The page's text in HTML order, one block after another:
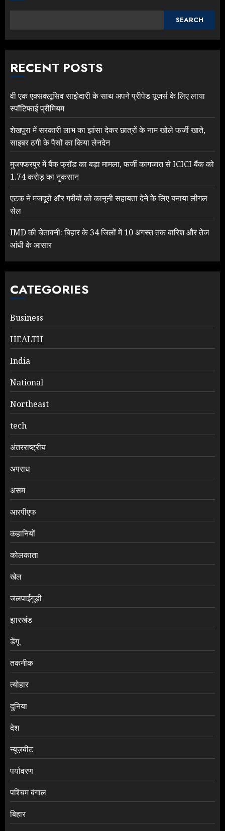
SEARCH
RECENT POSTS
वी एक एक्सक्लूसिव साझेदारी के साथ अपने प्रीपेड यूजर्स के लिए लाया
स्पॉटिफाई प्रीमियम
शेखपुरा में सरकारी लाभ का झांसा देकर छात्रों के नाम खोले फर्जी खाते,
साइबर ठगी के पैसों का किया लेनदेन
मुजफ्फरपुर में बैंक फ्रॉड का बड़ा मामला, फर्जी कागजात से ICICI बैंक को
1.74 करोड़ का नुकसान
एटक ने मजदूरों और गरीबों को कानूनी सहायता देने के लिए बनाया लीगल
सेल
IMD की चेतावनी: बिहार के 34 जिलों में 10 अगस्त तक बारिश और तेज
आंधी के आसार
CATEGORIES
Business
HEALTH
India
National
Northeast
tech
अंतरराष्ट्रीय
अपराध
असम
आरपीएफ
कहानियों
कोलकाता
खेल
जलपाईगुड़ी
झारखंड
डेंगू
तकनीक
त्योहार
दुनिया
देश
न्यूज़बीट
पर्यावरण
पश्चिम बंगाल
बिहार